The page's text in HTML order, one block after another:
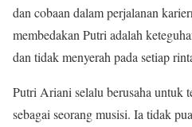
dan cobaan dalam perjalanan
membedakan Putri adalah
dan tidak menyerah pada setiap
Putri Ariani selalu berusaha untuk
sebagai seorang musisi. Ia tidak